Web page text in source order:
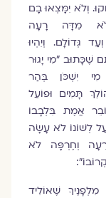
וְלֹא יִמָּצְאוּ בָם
מִדָּה רָעָה
גְּדוֹלָם. וְיִהְיוּ
שֶׁכָּתוּב "מִי יָגוּר
יִשְׁכֹּן בְּהַר
תָּמִים וּפוֹעֵל
אֱמֶת בִּלְבָבוֹ
לְשׁוֹנוֹ לֹא עָשָׂה
וְחֶרְפָּה לֹא
מִלְּפָנֶיךָ שֶׁאוֹלִיד